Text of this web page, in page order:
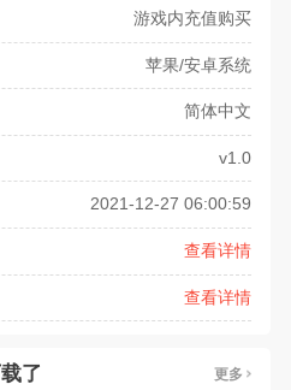
游戏内充值购买
苹果/安卓系统
简体中文
v1.0
2021-12-27 06:00:59
查看详情
查看详情
了 更多